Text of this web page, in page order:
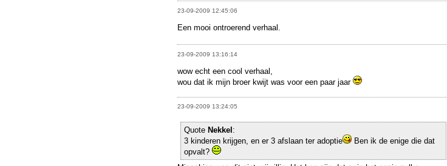
23-09-2009 12:45:06
Een mooi ontroerend verhaal.
23-09-2009 13:16:14
wow echt een cool verhaal,
wou dat ik mijn broer kwijt was voor een paar jaar
23-09-2009 13:24:05
Quote Nekkel :
3 kinderen krijgen, en er 3 afslaan ter adoptie
Ben ik de enige die dat
opvalt?